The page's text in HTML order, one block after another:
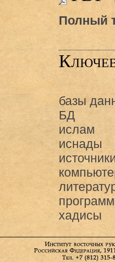
Полный
базы
БД
ислам
иснады
хадисы